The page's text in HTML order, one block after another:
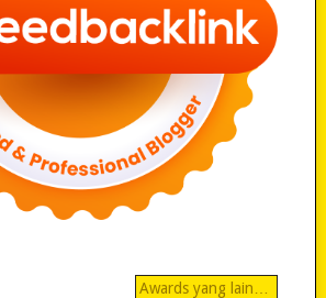
Awards yang lain…